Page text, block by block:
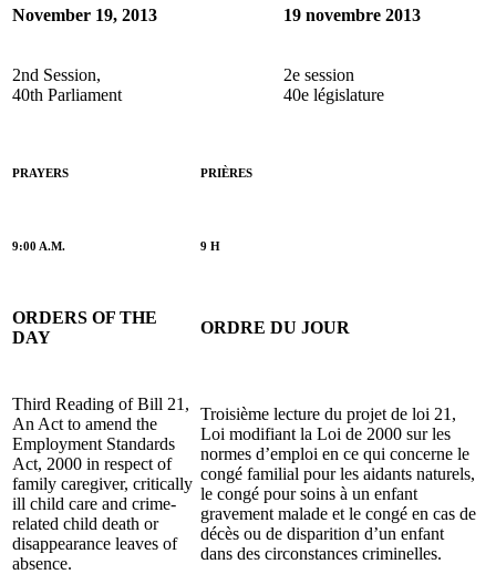
November 19, 2013 19 novembre 2013
2nd Session,
40th Parliament
2e session
40e législature
PRAYERS PRIÈRES
9:00 A.M. 9 H
ORDERS OF THE
DAY
ORDRE DU JOUR
Third Reading of Bill 21,
An Act to amend the
Employment Standards
Act, 2000 in respect of
family caregiver, critically
ill child care and crime-
related child death or
disappearance leaves of
absence.
Troisième lecture du projet de loi 21,
Loi modifiant la Loi de 2000 sur les
normes d’emploi en ce qui concerne le
congé familial pour les aidants naturels,
le congé pour soins à un enfant
gravement malade et le congé en cas de
décès ou de disparition d’un enfant
dans des circonstances criminelles.